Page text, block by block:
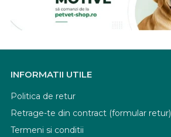
INFORMATII UTILE
Politica de retur
Retrage-te din contract (formular retur)
Termeni si conditii